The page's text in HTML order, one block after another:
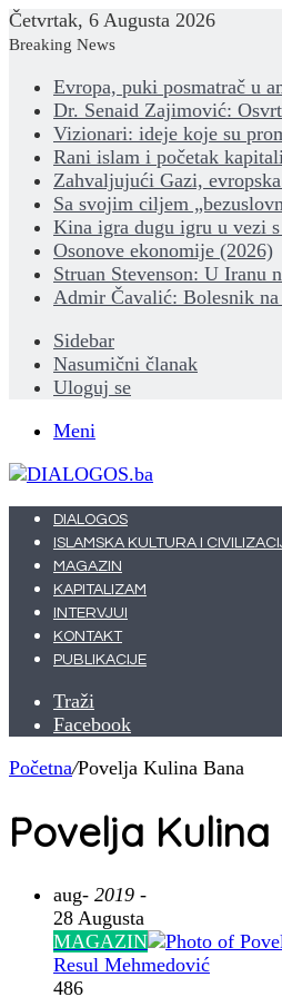
Četvrtak, 6 Augusta 2026
Breaking News
Evropa, puki posmatrač u
Dr. Senaid Zajimović:
Vizionari: ideje koje su
Rani islam i početak
Zahvaljujući Gazi,
Sa svojim ciljem
Kina igra dugu igru u vezi
Osonove ekonomije (2026)
Struan Stevenson: U Iranu
Admir Čavalić: Bolesnik
Sidebar
Nasumični članak
Uloguj se
Meni
DIALOGOS
ISLAMSKA KULTURA I
MAGAZIN
KAPITALIZAM
INTERVJUI
KONTAKT
PUBLIKACIJE
Traži
Facebook
Početna/Povelja Kulina Bana
Povelja
aug- 2019 -
28 Augusta
MAGAZIN
Resul Mehmedović
486